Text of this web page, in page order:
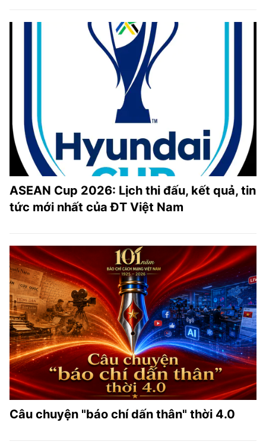
ASEAN Cup 2026: Lịch thi đấu, kết quả, tin
tức mới nhất của ĐT Việt Nam
Câu chuyện "báo chí dấn thân" thời 4.0